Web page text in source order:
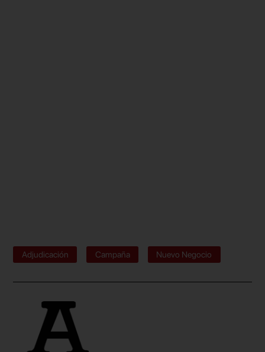
Adjudicación Campaña Nuevo Negocio